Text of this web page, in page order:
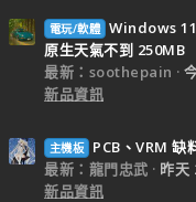
電玩/軟體 Windows
原生天氣不到 250MB
最新：soothepain
新品資訊
主機板
PCB、VRM 缺
最新：龍門忠武
昨天
新品資訊